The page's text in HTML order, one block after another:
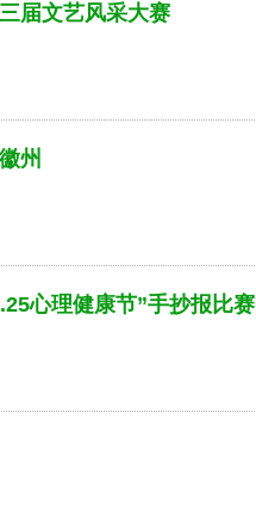
届文艺风采大赛
州
心理健康节”手抄报比赛